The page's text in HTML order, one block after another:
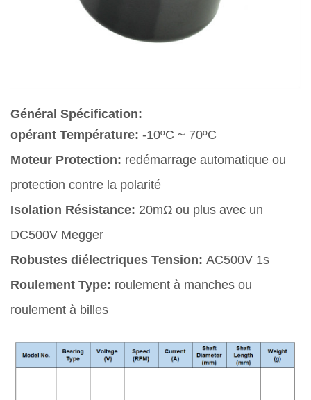
Général Spécification:
opérant Température: -10ºC ~ 70ºC
Moteur Protection: redémarrage automatique ou
protection contre la polarité
Isolation Résistance: 20mΩ ou plus avec un
DC500V Megger
Robustes diélectriques Tension: AC500V 1s
Roulement Type: roulement à manches ou
roulement à billes